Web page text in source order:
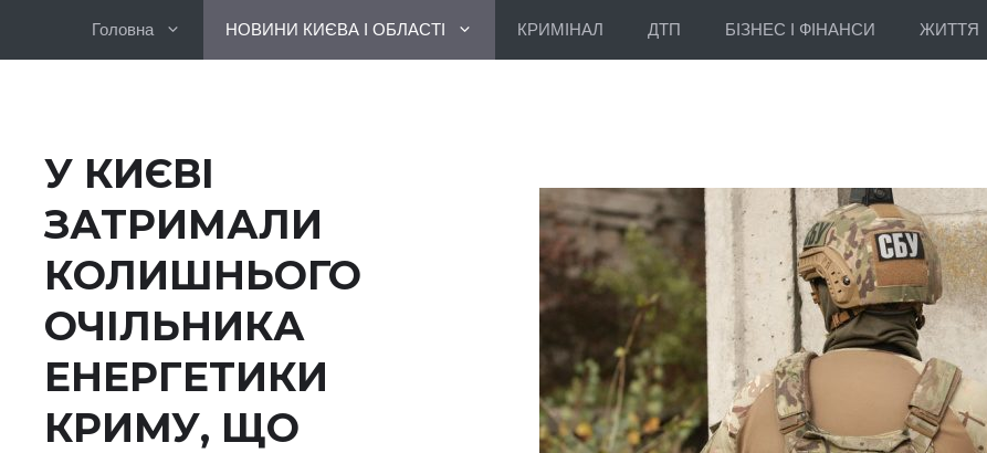
Головна НОВИНИ КИЄВА І ОБЛАСТІ КРИМІНАЛ ДТП БІЗНЕС І ФІНАНСИ ЖИТТЯ
У КИЄВІ
ЗАТРИМАЛИ
КОЛИШНЬОГО
ОЧІЛЬНИКА
ЕНЕРГЕТИКИ
КРИМУ, ЩО